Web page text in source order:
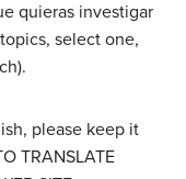
quieras investigar
select one,
please keep it
TRANSLATE